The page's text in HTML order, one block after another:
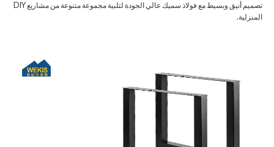
تصميم أنيق وبسيط مع فولاذ سميك عالي الجودة لتلبية مجموعة متنوعة من مشاريع DIY
المنزلية.